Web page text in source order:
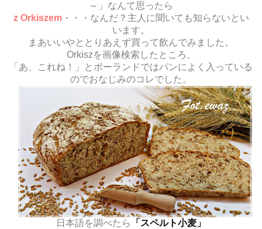
～」なんて思ったら
z Orkiszem・・・なんだ？主人に聞いても知らないとい
います。
まあいいやととりあえず買って飲んでみました。
Orkiszを画像検索したところ、
「あ、これね！」とポーランドではパンによく入っている
のでおなじみのコレでした。
日本語を調べたら
「スペルト小麦」